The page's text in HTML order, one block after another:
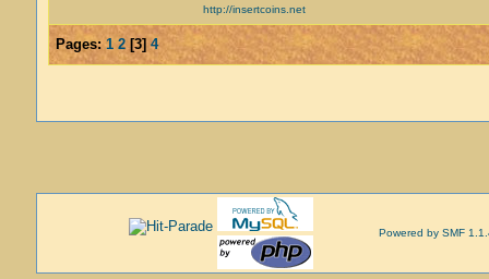
http://insertcoins.net
Pages: 1 2[3] 4
Powered by SMF